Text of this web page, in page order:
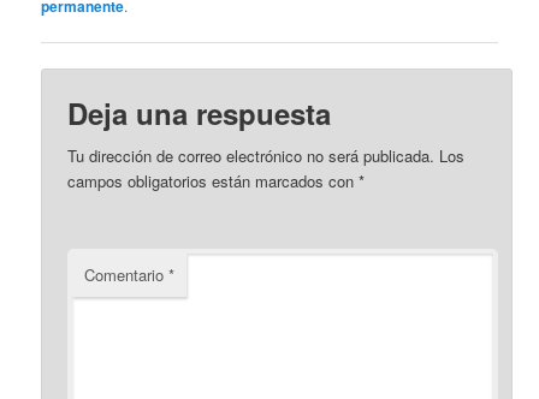
permanente.
Deja una respuesta
Tu dirección de correo electrónico no será publicada. Los
campos obligatorios están marcados con*
Comentario*